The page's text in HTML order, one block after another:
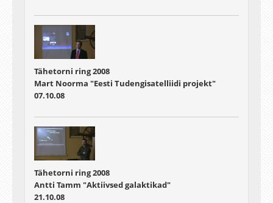
Tähetorni ring 2008
Mart Noorma "Eesti Tudengisatelliidi projekt"
07.10.08
Tähetorni ring 2008
Antti Tamm "Aktiivsed galaktikad"
21.10.08